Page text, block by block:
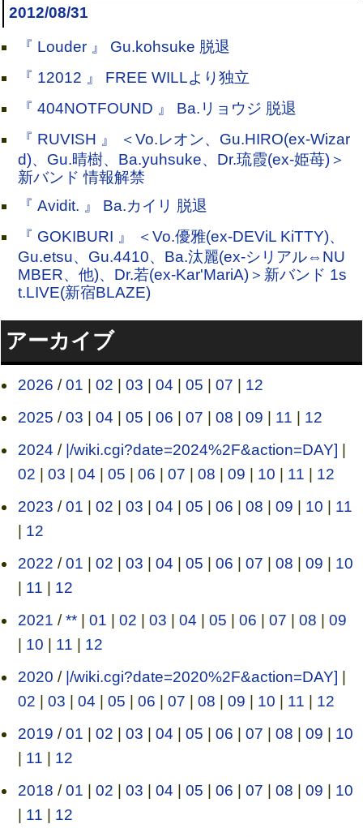
2012/08/31
『 Louder 』 Gu.kohsuke 脱退
『 12012 』 FREE WILLより独立
『 404NOTFOUND 』 Ba.リョウジ 脱退
『 RUVISH 』 ＜Vo.レオン、Gu.HIRO(ex-Wizar
d)、Gu.晴樹、Ba.yuhsuke、Dr.琉霞(ex-姫苺)＞
新バンド 情報解禁
『 Avidit. 』 Ba.カイリ 脱退
『 GOKIBURI 』 ＜Vo.優雅(ex-DEViL KiTTY)、
Gu.etsu、Gu.4410、Ba.汰麗(ex-シリアル⇔NU
MBER、他)、Dr.若(ex-Kar'MariA)＞新バンド 1s
t.LIVE(新宿BLAZE)
アーカイブ
2026 /01 | 02 | 03 | 04 | 05 | 07 | 12
2025 /03 | 04 | 05 | 06 | 07 | 08 | 09 | 11 | 12
2024 / |/wiki.cgi?date=2024%2F&action=DAY] |
02 | 03 | 04 | 05 | 06 | 07 | 08 | 09 | 10 | 11 | 12
2023 /01 | 02 | 03 | 04 | 05 | 06 | 08 | 09 | 10 | 11
| 12
2022 /01 | 02 | 03 | 04 | 05 | 06 | 07 | 08 | 09 | 10
| 11 | 12
2021 /**| 01 | 02 | 03 | 04 | 05 | 06 | 07 | 08 | 09
| 10 | 11 | 12
2020 / |/wiki.cgi?date=2020%2F&action=DAY] |
02 | 03 | 04 | 05 | 06 | 07 | 08 | 09 | 10 | 11 | 12
2019 /01 | 02 | 03 | 04 | 05 | 06 | 07 | 08 | 09 | 10
| 11 | 12
2018 /01 | 02 | 03 | 04 | 05 | 06 | 07 | 08 | 09 | 10
| 11 | 12